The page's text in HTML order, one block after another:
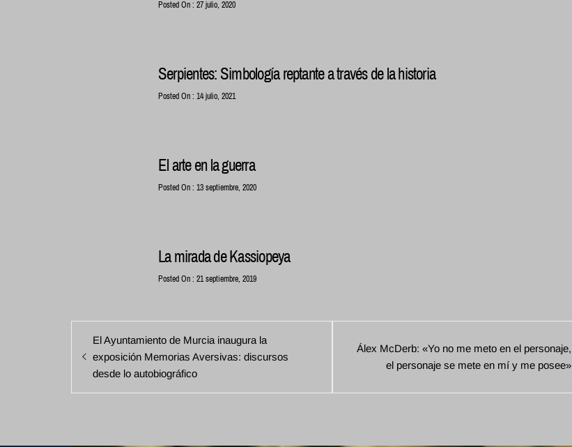
Posted On : 27 julio, 2020
Serpientes: Simbología reptante a través de la historia
Posted On : 14 julio, 2021
El arte en la guerra
Posted On : 13 septiembre, 2020
La mirada de Kassiopeya
Posted On : 21 septiembre, 2019
Navegación
de
entradas
Entrada
anterior:
El Ayuntamiento de Murcia inaugura la
exposición Memorias Aversivas: discursos
desde lo autobiográfico
Entrada
siguiente:
Álex McDerb: «Yo no me meto en el personaje,
el personaje se mete en mí y me posee»